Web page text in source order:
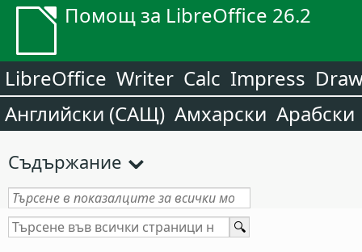
Помощ за LibreOffice 26.2
LibreOffice Writer Calc Impress
Английски (САЩ) Амхарски Арабски
Съдържание